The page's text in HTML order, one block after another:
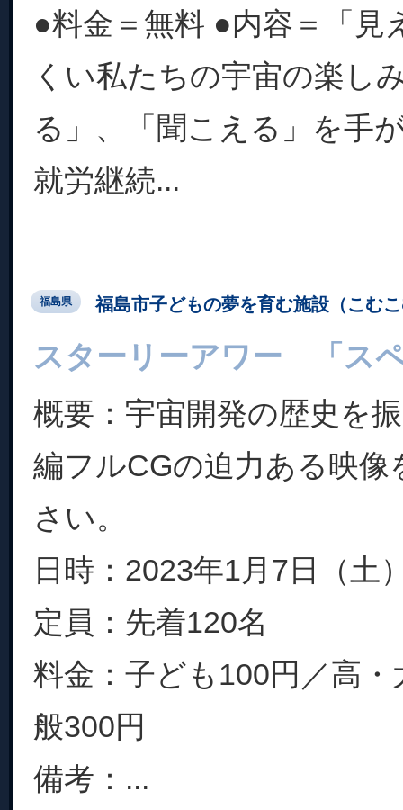
●料金＝無料 ●内容＝「見
くい私たちの宇宙の楽し
る」、「聞こえる」を手
就労継続...
福島県 福島市子どもの夢を育む施設（こむ
スターリーアワー 「ス
概要：宇宙開発の歴史を
編フルCGの迫力ある映像
さい。
日時：2023年1月7日（
定員：先着120名
料金：子ども100円／高
般300円
備考：...